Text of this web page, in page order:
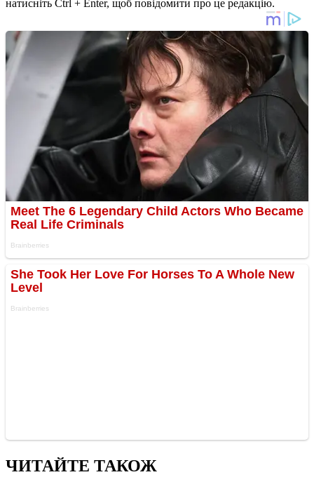
натисніть Ctrl + Enter, щоб повідомити про це редакцію.
ЧИТАЙТЕ ТАКОЖ